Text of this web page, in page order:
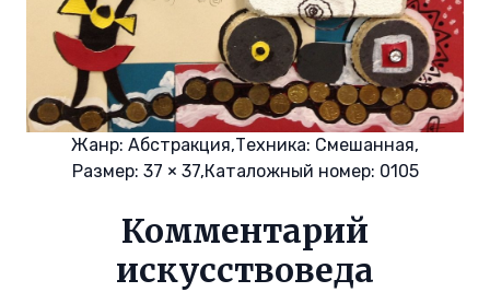
Жанр: Абстракция,Техника: Смешанная,
Размер: 37 × 37,Каталожный номер: 0105
Комментарий
искусствоведа